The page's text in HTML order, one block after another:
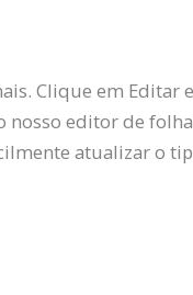
Clique em Editar e
nosso editor de
atualizar o